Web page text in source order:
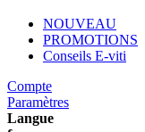
NOUVEAU
PROMOTIONS
Conseils E-viti
Compte
Paramètres
Langue